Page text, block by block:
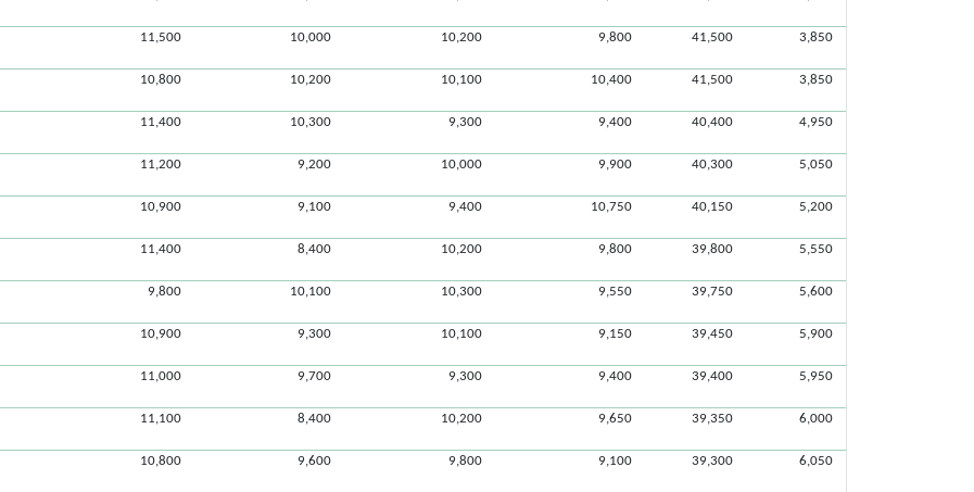
11,500 10,000 10,200 9,800 41,500 3,850
10,800 10,200 10,100 10,400 41,500 3,850
11,400 10,300 9,300 9,400 40,400 4,950
11,200 9,200 10,000 9,900 40,300 5,050
10,900 9,100 9,400 10,750 40,150 5,200
11,400 8,400 10,200 9,800 39,800 5,550
9,800 10,100 10,300 9,550 39,750 5,600
10,900 9,300 10,100 9,150 39,450 5,900
11,000 9,700 9,300 9,400 39,400 5,950
11,100 8,400 10,200 9,650 39,350 6,000
10,800 9,600 9,800 9,100 39,300 6,050